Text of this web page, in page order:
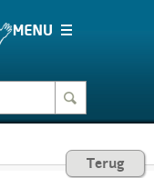
Terug